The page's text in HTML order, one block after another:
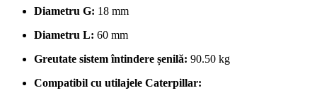
Diametru G: 18 mm
Diametru L: 60 mm
Greutate sistem întindere șenilă: 90.50 kg
Compatibil cu utilajele Caterpillar: